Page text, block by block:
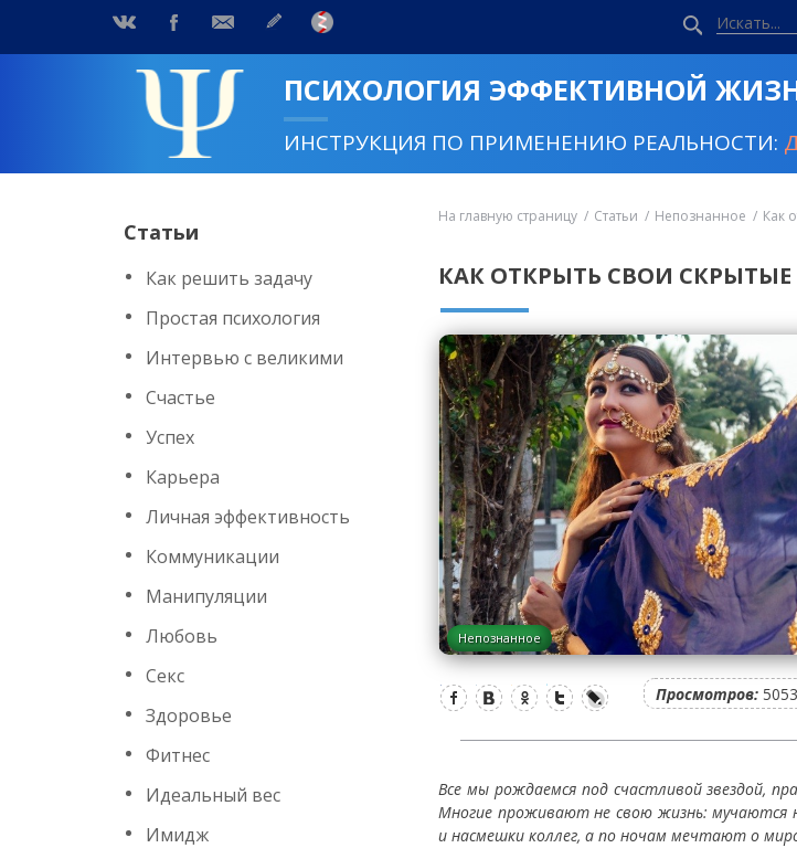
ПСИХОЛОГИЯ ЭФФЕКТИВНОЙ
ИНСТРУКЦИЯ ПО ПРИМЕНЕНИЮ РЕАЛЬНОСТИ:
Статьи
Как решить задачу
Простая психология
Интервью с великими
Счастье
Успех
Карьера
Личная эффективность
Коммуникации
Манипуляции
Любовь
Секс
Здоровье
Фитнес
Идеальный вес
Имидж
На главную страницу Статьи Непознанное Как
КАК ОТКРЫТЬ СВОИ
Непознанное
Просмотров: 5053
Все мы рождаемся под счастливой звездой,
Многие проживают не свою жизнь: мучаются
и насмешки коллег, а по ночам мечтают о